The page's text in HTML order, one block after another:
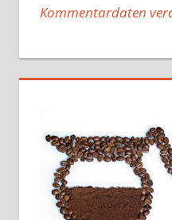
Kommentardaten